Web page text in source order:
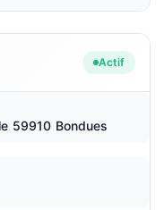
Actif
59910 Bondues